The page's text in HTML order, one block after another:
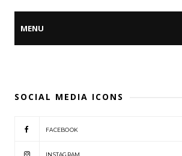
SOCIAL MEDIA ICONS
FACEBOOK